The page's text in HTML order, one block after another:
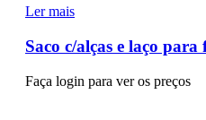
Ler mais
Saco c/alças e laço
Faça login para ver os preços